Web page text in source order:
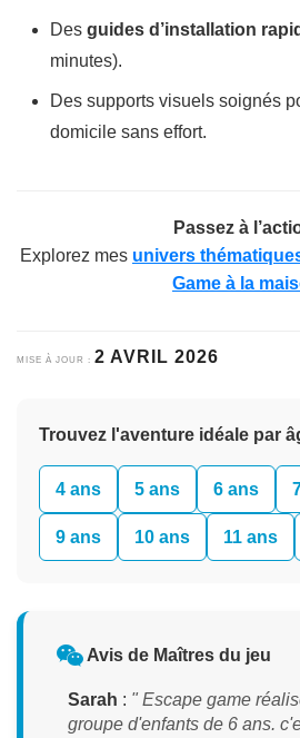
Des guides d’installation
minutes).
Des supports visuels soignés
domicile sans effort.
Passez à
Explorez mes univers
Game à la
MISE À JOUR : 2 AVRIL 2026
Trouvez l'aventure idéale par
4 ans 5 ans 6 ans
9 ans 10 ans 11 ans
Avis de Maîtres du jeu
Sarah : " Escape game
groupe d'enfants de 6 ans.